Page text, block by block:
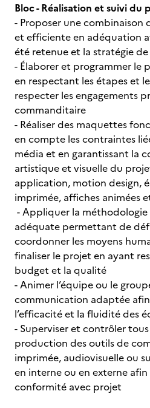
Bloc - Réalisation et suivi du
- Proposer une
et efficiente en adéquation
été retenue et la stratégie
- Élaborer et programmer le
en respectant les étapes et
respecter les engagements
commanditaire
- Réaliser des maquettes
en compte les contraintes
média et en garantissant la
artistique et visuelle du
application, motion design,
imprimée, affiches animées
- Appliquer la
adéquate permettant de
coordonner les moyens
finaliser le projet en ayant
budget et la qualité
- Animer l’équipe ou le
communication adaptée
l’efficacité et la fluidité des
- Superviser et contrôler
production des outils de
imprimée, audiovisuelle ou
en interne ou en externe afin
conformité avec projet